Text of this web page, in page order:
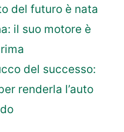
del futuro è nata
il suo motore è
del successo:
renderla l’auto